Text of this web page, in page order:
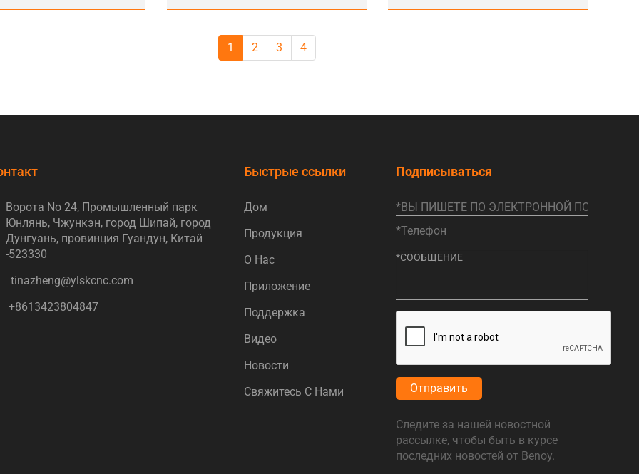
1 2 3 4
Ворота No 24, Промышленный парк
Юнлянь, Чжункэн, город Шипай, город
Дунгуань, провинция Гуандун, Китай
-523330
tinazheng@ylskcnc.com
+8613423804847
Быстрые ссылки
Дом
Продукция
О Нас
Приложение
Поддержка
Видео
Новости
Свяжитесь С Нами
Подписываться
Отправить
Следите за нашей новостной
рассылке, чтобы быть в курсе
последних новостей от Benoy.